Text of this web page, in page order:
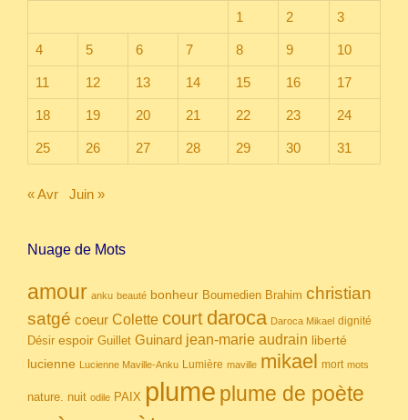
1 2 3
4 5 6 7 8 9 10
11 12 13 14 15 16 17
18 19 20 21 22 23 24
25 26 27 28 29 30 31
« Avr Juin »
Nuage de Mots
amour anku beauté bonheur Boumedien Brahim christian
satgé coeur Colette court daroca Daroca Mikael dignité
Désir espoir Guillet Guinard jean-marie audrain liberté
lucienne Lucienne Maville-Anku Lumière maville mikael mort mots
nature. nuit odile PAIX plume plume de poète